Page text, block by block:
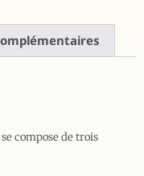
compose de trois